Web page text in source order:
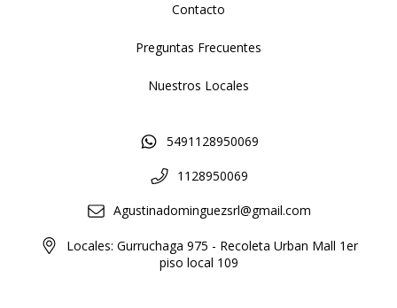
Contacto
Preguntas Frecuentes
Nuestros Locales
5491128950069
1128950069
Agustinadominguezsrl@gmail.com
Locales: Gurruchaga 975 - Recoleta Urban Mall 1er
piso local 109